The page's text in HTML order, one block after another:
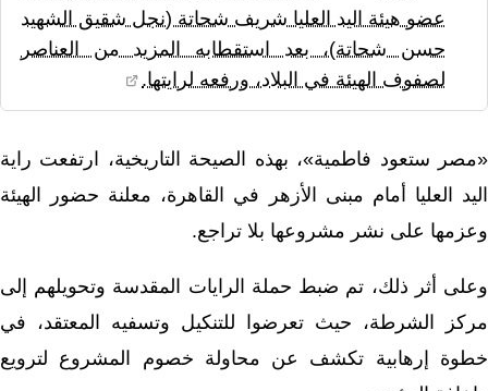
عضو هيئة اليد العليا شريف شحاتة (نجل شقيق الشهيد
حسن شحاتة)، بعد استقطابه المزيد من العناصر
لصفوف الهيئة في البلاد، ورفعه لرايتها.
«مصر ستعود فاطمية»، بهذه الصيحة التاريخية، ارتفعت راية
اليد العليا أمام مبنى الأزهر في القاهرة، معلنة حضور الهيئة
وعزمها على نشر مشروعها بلا تراجع.
وعلى أثر ذلك، تم ضبط حملة الرايات المقدسة وتحويلهم إلى
مركز الشرطة، حيث تعرضوا للتنكيل وتسفيه المعتقد، في
خطوة إرهابية تكشف عن محاولة خصوم المشروع لترويع